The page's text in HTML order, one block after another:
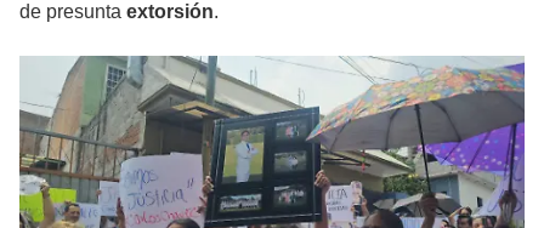
de presunta extorsión.